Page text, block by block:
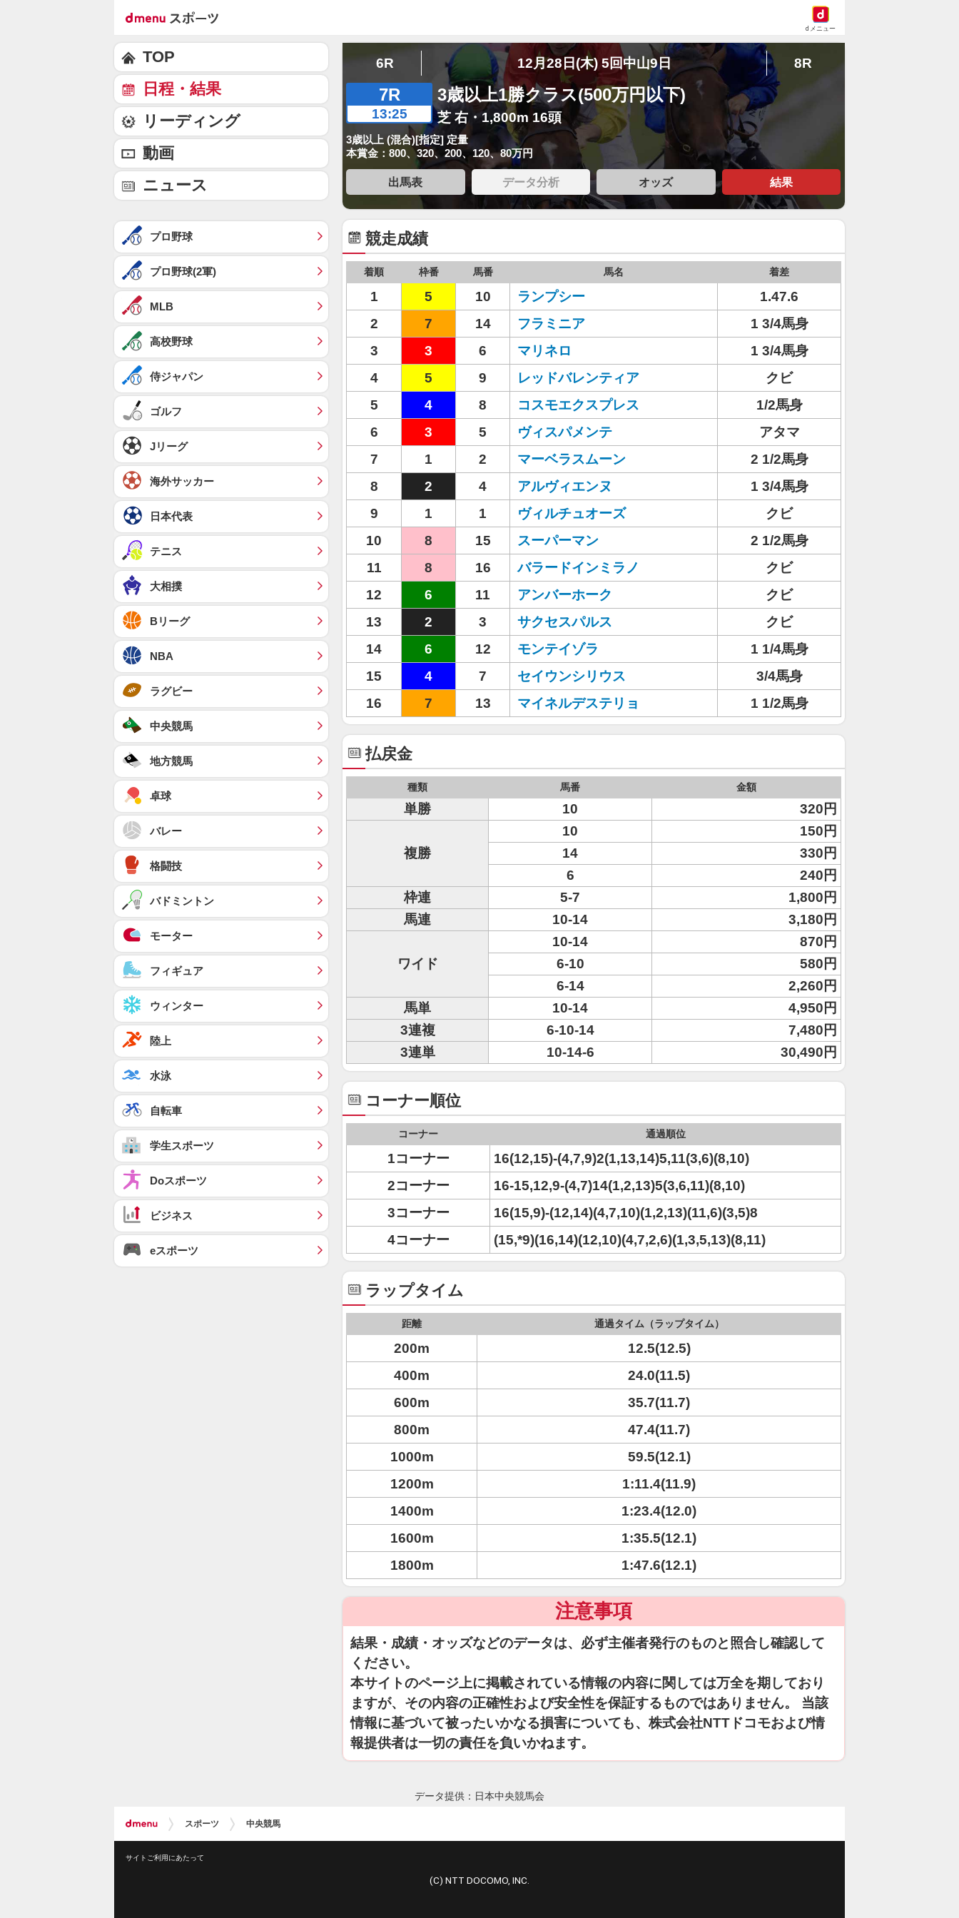
dメニュー
6R 12月28日(木) 5回中山9日 8R
7R
13:25
3歳以上1勝クラス(500万円以下)
芝 右・1,800m 16頭
3歳以上 (混合)[指定] 定量
本賞金：800、320、200、120、80万円
出馬表 データ分析 オッズ 結果
競走成績
着順 枠番 馬番 馬名 着差
1 5 10 ランプシー
1.47.6
2
7 14 フラミニア
1 3/4馬身
3
3 6 マリネロ
1 3/4馬身
4
5 9 レッドバレンティア
クビ
5
4 8 コスモエクスプレス
1/2馬身
6
3 5 ヴィスパメンテ
アタマ
7
1 2 マーベラスムーン
2 1/2馬身
8
2 4 アルヴィエンヌ
1 3/4馬身
9
1 1 ヴィルチュオーズ
クビ
10
8 15 スーパーマン
2 1/2馬身
11
8 16 バラードインミラノ
クビ
12
6 11 アンバーホーク
クビ
13
2 3 サクセスパルス
クビ
14
6 12 モンテイゾラ
1 1/4馬身
15
4 7 セイウンシリウス
3/4馬身
16
7 13 マイネルデステリョ 1 1/2馬身
払戻金
種類 馬番 金額
単勝 10 320円
複勝
10
150円
14
330円
6
240円
枠連
5-7
1,800円
馬連
10-14 3,180円
ワイド
10-14
870円
6-10
580円
6-14
2,260円
馬単
10-14
4,950円
3連複
6-10-14
7,480円
3連単
10-14-6 30,490円
コーナー順位
コーナー 通過順位
1コーナー
16(12,15)-(4,7,9)2(1,13,14)5,11(3,6)(8,10)
2コーナー
16-15,12,9-(4,7)14(1,2,13)5(3,6,11)(8,10)
3コーナー
16(15,9)-(12,14)(4,7,10)(1,2,13)(11,6)(3,5)8
4コーナー
(15,*9)(16,14)(12,10)(4,7,2,6)(1,3,5,13)(8,11)
ラップタイム
距離 通過タイム（ラップタイム）
200m
12.5(12.5)
400m
24.0(11.5)
600m
35.7(11.7)
800m
47.4(11.7)
1000m
59.5(12.1)
1200m
1:11.4(11.9)
1400m
1:23.4(12.0)
1600m
1:35.5(12.1)
1800m
1:47.6(12.1)
注意事項
結果・成績・オッズなどのデータは、必ず主催者発行のものと照合し確認して
ください。
本サイトのページ上に掲載されている情報の内容に関しては万全を期しており
ますが、その内容の正確性および安全性を保証するものではありません。 当該
情報に基づいて被ったいかなる損害についても、株式会社NTTドコモおよび情
報提供者は一切の責任を負いかねます。
TOP
日程・結果
リーディング
動画
ニュース
プロ野球
プロ野球(2軍)
MLB
高校野球
侍ジャパン
ゴルフ
Jリーグ
海外サッカー
日本代表
テニス
大相撲
Bリーグ
NBA
ラグビー
中央競馬
地方競馬
卓球
バレー
格闘技
バドミントン
モーター
フィギュア
ウィンター
陸上
水泳
自転車
学生スポーツ
Doスポーツ
ビジネス
eスポーツ
データ提供：日本中央競馬会
スポーツ 中央競馬
サイトご利用にあたって
(C) NTT DOCOMO, INC.